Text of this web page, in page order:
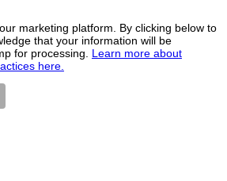
marketing platform. By clicking below to
that your information will be
for processing. Learn more about
here.